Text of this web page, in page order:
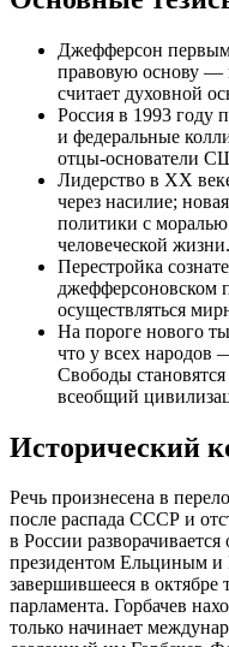
Джефферсон
правовую основу —
считает духовной
Россия в 1993 году
и федеральные
отцы-основатели
Лидерство в XX
через насилие;
политики с
человеческой жизни.
Перестройка
осуществляться
На пороге нового
что у всех
Свободы
всеобщий
Исторический
Речь произнесена в
после распада СССР и
в России
президентом Ельциным
завершившееся в октябре
парламента. Горбачев
только начинает